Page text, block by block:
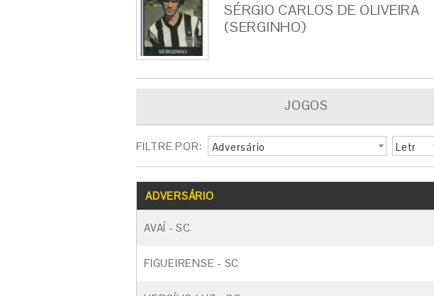
SÉRGIO CARLOS DE OLIVEIRA
(SERGINHO)
JOGOS
FILTRE POR: Adversário
Letr
ADVERSÁRIO
AVAÍ - SC
FIGUEIRENSE - SC